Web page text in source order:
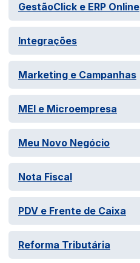
GestãoClick e ERP Online
Integrações
Marketing e Campanhas
MEI e Microempresa
Meu Novo Negócio
Nota Fiscal
PDV e Frente de Caixa
Reforma Tributária